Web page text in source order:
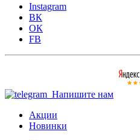
Instagram
ВК
ОК
FB
Напишите нам
Акции
Новинки